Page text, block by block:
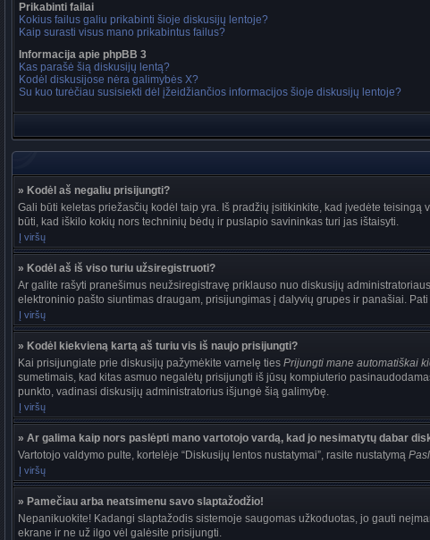
Prikabinti failai
Kokius failus galiu prikabinti šioje diskusijų lentoje?
Kaip surasti visus mano prikabintus failus?
Informacija apie phpBB 3
Kas parašė šią diskusijų lentą?
Kodėl diskusijose nėra galimybės X?
Su kuo turėčiau susisiekti dėl įžeidžiančios informacijos šioje diskusijų lentoje?
» Kodėl aš negaliu prisijungti?
Gali būti keletas priežasčių kodėl taip yra. Iš pradžių įsitikinkite, kad įvedėte
būti, kad iškilo kokių nors techninių bėdų ir puslapio savininkas turi jas ištaisyti.
Į viršų
» Kodėl aš iš viso turiu užsiregistruoti?
Ar galite rašyti pranešimus neužsiregistravę priklauso nuo diskusijų
elektroninio pašto siuntimas draugam, prisijungimas į dalyvių grupes ir panašiai.
Į viršų
» Kodėl kiekvieną kartą aš turiu vis iš naujo prisijungti?
Kai prisijungiate prie diskusijų pažymėkite varnelę ties Prijungti mane automatiškai
sumetimais, kad kitas asmuo negalėtų prisijungti iš jūsų kompiuterio
punkto, vadinasi diskusijų administratorius išjungė šią galimybę.
Į viršų
» Ar galima kaip nors paslėpti mano vartotojo vardą, kad jo nesimatytų dabar
Vartotojo valdymo pulte, kortelėje “Diskusijų lentos nustatymai”, rasite nustatymą
Į viršų
» Pamečiau arba neatsimenu savo slaptažodžio!
Nepanikuokite! Kadangi slaptažodis sistemoje saugomas užkoduotas, jo gauti
ekrane ir ne už ilgo vėl galėsite prisijungti.